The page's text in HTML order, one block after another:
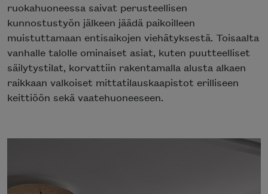
ruokahuoneessa saivat perusteellisen
kunnostustyön jälkeen jäädä paikoilleen
muistuttamaan entisaikojen viehätyksestä. Toisaalta
vanhalle talolle ominaiset asiat, kuten puutteelliset
säilytystilat, korvattiin rakentamalla alusta alkaen
raikkaan valkoiset mittatilauskaapistot erilliseen
keittiöön sekä vaatehuoneeseen.